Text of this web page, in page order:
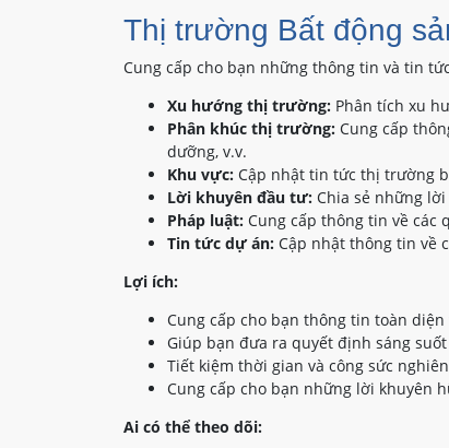
Thị trường Bất động
Cung cấp cho bạn những thông tin và tin
Xu hướng thị trường:Phân tích xu
Phân khúc thị trường:Cung cấp
dưỡng, v.v.
Khu vực:Cập nhật tin tức thị trường
Lời khuyên đầu tư:Chia sẻ những lời
Pháp luật:Cung cấp thông tin về các
Tin tức dự án:Cập nhật thông tin về
Lợi ích:
Cung cấp cho bạn thông tin toàn
Giúp bạn đưa ra quyết định sáng
Tiết kiệm thời gian và công sức
Cung cấp cho bạn những lời khuyên
Ai có thể theo dõi: